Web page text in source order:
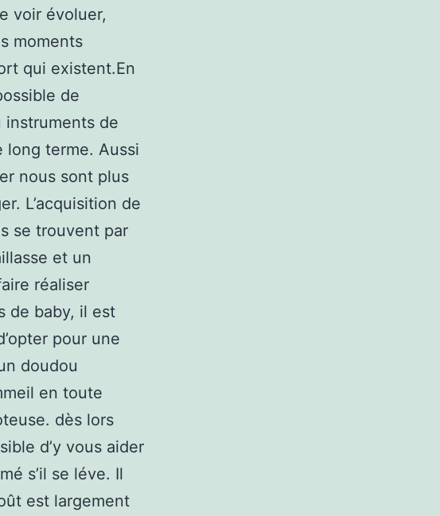
voir évoluer,
moments
qui existent.En
de
instruments de
terme. Aussi
nous sont plus
L’acquisition de
se trouvent par
et un
réaliser
de baby, il est
pour une
doudou
en toute
dès lors
d’y vous aider
s’il se léve. Il
est largement